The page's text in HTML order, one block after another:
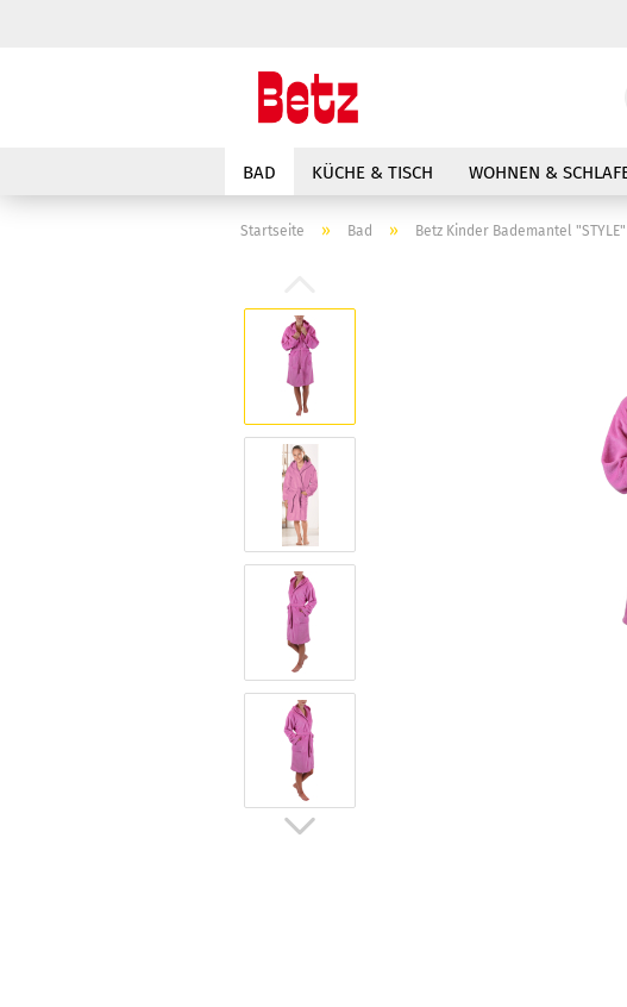
BAD KÜCHE & TISCH WOHNEN &
Startseite » Bad » Betz Kinder Bademantel